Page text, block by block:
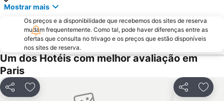
14th district Observatoire
4th district Hôtel-de-Ville
Colina de Montmartre
18th district la Butte-Montmartre
11th district Popincourt
Notre-Dame Cathedral
Centre commercial International Val d'Europe
2nd district la Bourse
Palais Garnier Opera National de Paris
Les Halles
Nation Metro Station
Mostrar mais
Os preços e a disponibilidade que recebemos dos sites de reserva
mudam frequentemente. Como tal, pode haver diferenças entre as
ofertas que consulta no trivago e os preços que estão disponíveis
nos sites de reserva.
Um dos Hotéis com melhor avaliação em
Paris
PartilharAdicionar aos favoritos Partilhar